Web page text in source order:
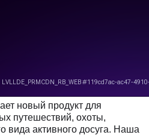
новый продукт для
путешествий, охоты,
вида активного досуга. Наша